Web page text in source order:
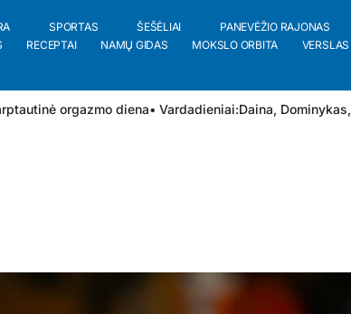
SPORTAS ŠEŠĖLIAI PANEVĖŽIO RAJONAS
RECEPTAI NAMŲ GIDAS MOKSLO ORBITA VERSLAS
orgazmo diena• Vardadieniai:Daina, Dominykas,